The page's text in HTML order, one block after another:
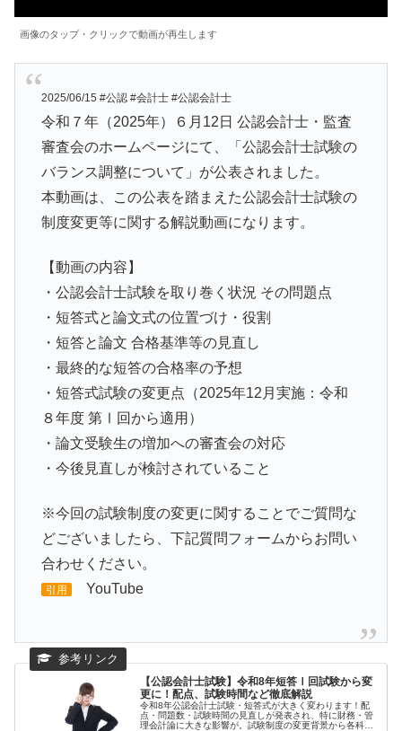
画像のタップ・クリックで動画が再生します
2025/06/15 #公認 #会計士 #公認会計士
令和７年（2025年）６月12日 公認会計士・監査
審査会のホームページにて、「公認会計士試験の
バランス調整について」が公表されました。
本動画は、この公表を踏まえた公認会計士試験の
制度変更等に関する解説動画になります。
【動画の内容】
・公認会計士試験を取り巻く状況 その問題点
・短答式と論文式の位置づけ・役割
・短答と論文 合格基準等の見直し
・最終的な短答の合格率の予想
・短答式試験の変更点（2025年12月実施：令和
８年度 第Ⅰ回から適用）
・論文受験生の増加への審査会の対応
・今後見直しが検討されていること
※今回の試験制度の変更に関することでご質問な
どございましたら、下記質問フォームからお問い
合わせください。
引用 YouTube
【公認会計士試験】令和8年短答Ⅰ回試験から変
更に！配点、試験時間など徹底解説
令和8年公認会計士試験・短答式が大きく変わります！配
点・問題数・試験時間の見直しが発表され、特に財務・管
理会計論に大きな影響が。試験制度の変更背景から各科目